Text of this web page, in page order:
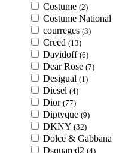
Costume (2)
Costume National
courreges (3)
Creed (13)
Davidoff (6)
Dear Rose (7)
Desigual (1)
Diesel (4)
Dior (77)
Diptyque (9)
DKNY (32)
Dolce & Gabbana
Dsquared2 (4)